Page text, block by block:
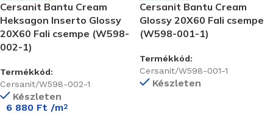
Cersanit Bantu Cream
Heksagon Inserto Glossy
20X60 Fali csempe (W598-
002-1)
Termékkód:
Cersanit/W598-002-1
Készleten
Cersanit Bantu Cream
Glossy 20X60 Fali csempe
(W598-001-1)
Termékkód:
Cersanit/W598-001-1
Készleten
6 880 Ft /m2